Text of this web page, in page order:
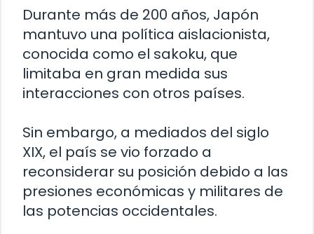
Durante más de 200 años, Japón
mantuvo una política aislacionista,
conocida como el sakoku, que
limitaba en gran medida sus
interacciones con otros países.
Sin embargo, a mediados del siglo
XIX, el país se vio forzado a
reconsiderar su posición debido a las
presiones económicas y militares de
las potencias occidentales.